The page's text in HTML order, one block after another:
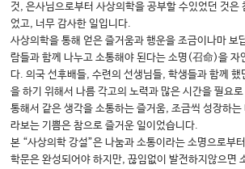
것, 은사님으로부터 사상의학을 공부할 수있었던 것은
었고, 너무 감사한 일입니다.
사상의학을 통해 얻은 즐거움과 행운을 조금이나마 보
람들과 함께 나누고 소통해야 된다는 소명(召命)을 자
다. 의국 선후배들, 수련의 선생님들, 학생들과 함께 했
을 하기 위해서 나름 각고의 노력과 많은 시간을 필요
통해서 같은 생각을 소통하는 즐거움, 조금씩 성장하
라보는 기쁨은 참으로 즐거운 일이었습니다.
본 “사상의학 강설”은 나눔과 소통이라는 소명으로부
학문은 완성되어야 하지만, 끊임없이 발전하지않으면